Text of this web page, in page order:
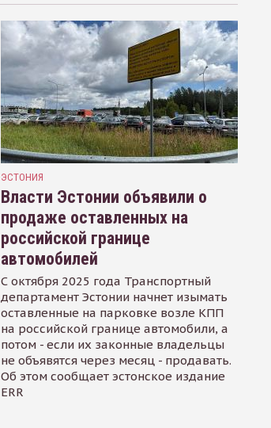
ЭСТОНИЯ
Власти Эстонии объявили о
продаже оставленных на
российской границе
автомобилей
С октября 2025 года Транспортный
департамент Эстонии начнет изымать
оставленные на парковке возле КПП
на российской границе автомобили, а
потом - если их законные владельцы
не объявятся через месяц - продавать.
Об этом сообщает эстонское издание
ERR